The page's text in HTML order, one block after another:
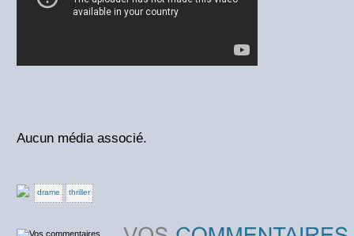
Aucun média associé.
drame thriller